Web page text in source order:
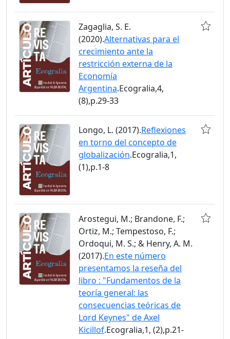
Zagaglia, S. E.
(2020).Alternativas para el
crecimiento ante la
restricción externa de la
Economía
Argentina.Ecogralia,4,
(8),p.29-33
Longo, L. (2017).Reflexiones
en torno del concepto de
globalización.Ecogralia,1,
(1),p.1-8
Arostegui, M.; Brandone, F.;
Ortiz, M.; Tempestoso, F.;
Ordoqui, M. S.; & Henry, A. M.
(2017).En este número
presentamos la reseña del
libro : "Fundamentos de la
teoría general: las
consecuencias teóricas de
Lord Keynes" de Axel
Kicillof.Ecogralia,1, (2),p.21-